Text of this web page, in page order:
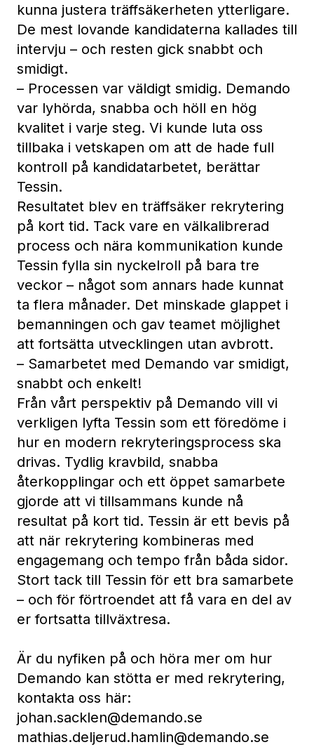
kunna justera träffsäkerheten ytterligare.
De mest lovande kandidaterna kallades till
intervju – och resten gick snabbt och
smidigt.
– Processen var väldigt smidig. Demando
var lyhörda, snabba och höll en hög
kvalitet i varje steg. Vi kunde luta oss
tillbaka i vetskapen om att de hade full
kontroll på kandidatarbetet, berättar
Tessin.
Resultatet blev en träffsäker rekrytering
på kort tid. Tack vare en välkalibrerad
process och nära kommunikation kunde
Tessin fylla sin nyckelroll på bara tre
veckor – något som annars hade kunnat
ta flera månader. Det minskade glappet i
bemanningen och gav teamet möjlighet
att fortsätta utvecklingen utan avbrott.
– Samarbetet med Demando var smidigt,
snabbt och enkelt!
Från vårt perspektiv på Demando vill vi
verkligen lyfta Tessin som ett föredöme i
hur en modern rekryteringsprocess ska
drivas. Tydlig kravbild, snabba
återkopplingar och ett öppet samarbete
gjorde att vi tillsammans kunde nå
resultat på kort tid. Tessin är ett bevis på
att när rekrytering kombineras med
engagemang och tempo från båda sidor.
Stort tack till Tessin för ett bra samarbete
– och för förtroendet att få vara en del av
er fortsatta tillväxtresa.
Är du nyfiken på och höra mer om hur
Demando kan stötta er med rekrytering,
kontakta oss här:
johan.sacklen@demando.se
mathias.deljerud.hamlin@demando.se